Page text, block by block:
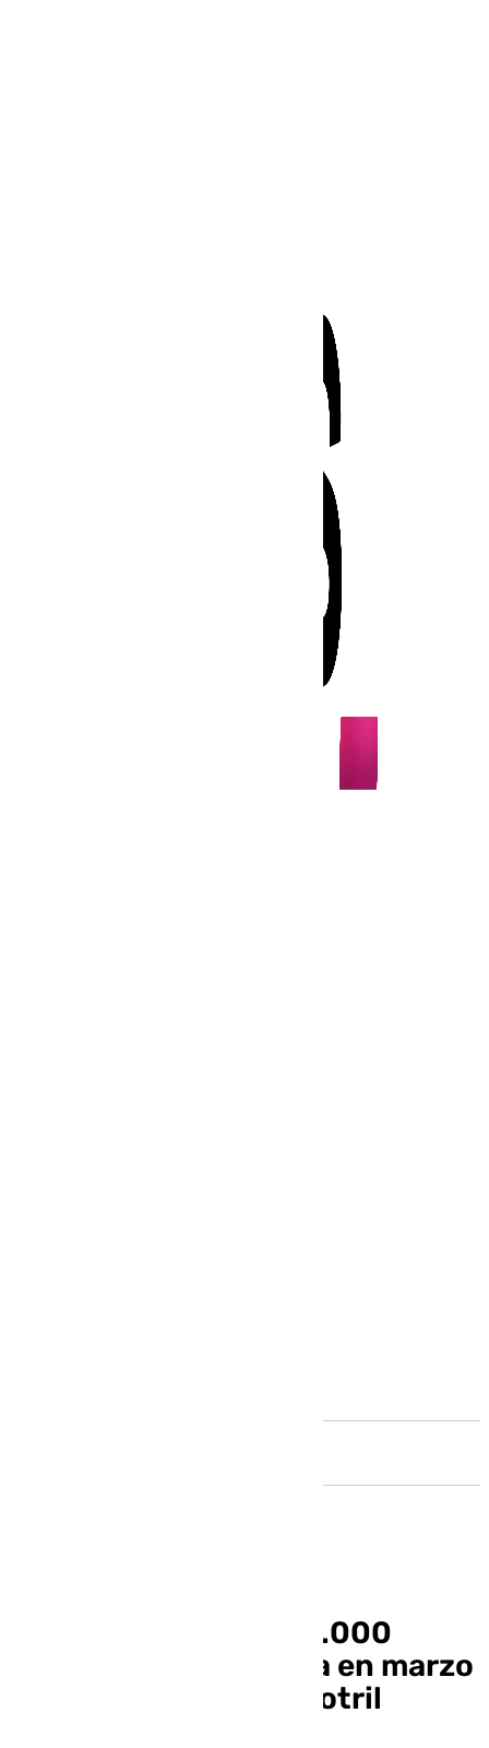
Intervienen más de 8.000
plantas de marihuana en marzo
en Granada, Baza y Motril